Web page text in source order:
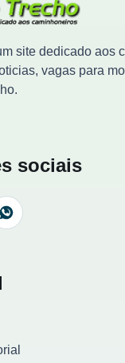
site dedicado aos
vagas para
sociais
WhatsApp